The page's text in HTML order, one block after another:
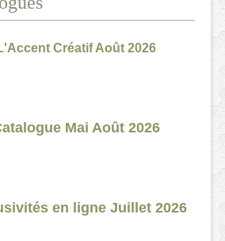
Créatif Août 2026
Mai Août 2026
en ligne Juillet 2026